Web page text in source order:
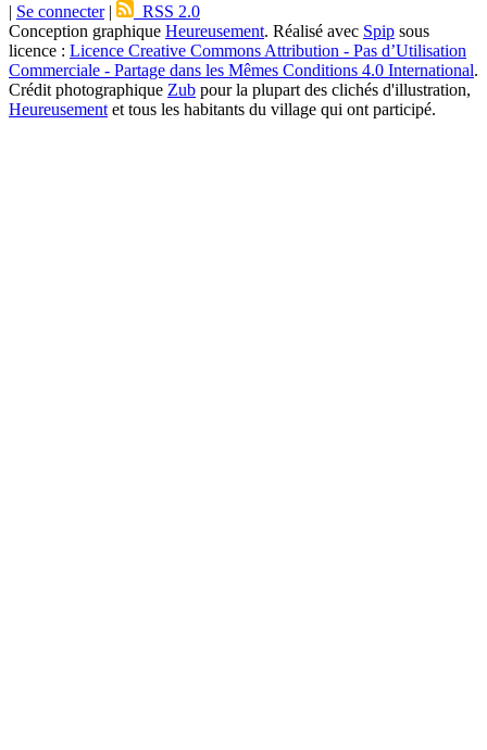
| Se connecter|
RSS 2.0
Conception graphique Heureusement. Réalisé avec Spip sous
licence : Licence Creative Commons Attribution - Pas d’Utilisation
Commerciale - Partage dans les Mêmes Conditions 4.0 International.
Crédit photographique Zub pour la plupart des clichés d'illustration,
Heureusement et tous les habitants du village qui ont participé.